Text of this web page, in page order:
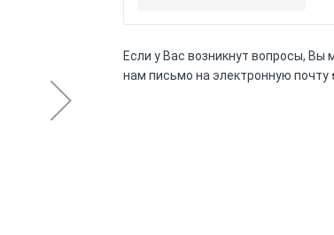
Если у Вас возникнут вопросы,
нам письмо на электронную почту